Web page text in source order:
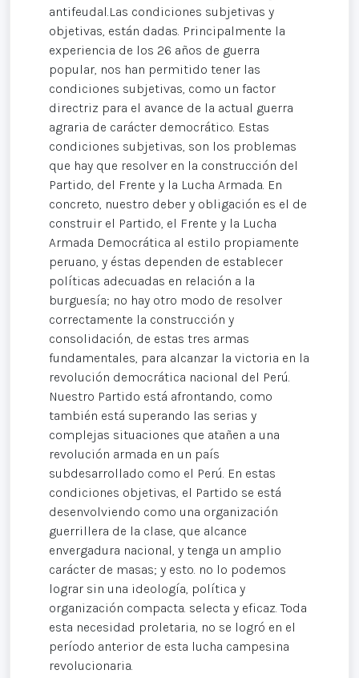
antifeudal.Las condiciones subjetivas y
objetivas, están dadas. Principalmente la
experiencia de los 26 años de guerra
popular, nos han permitido tener las
condiciones subjetivas, como un factor
directriz para el avance de la actual guerra
agraria de carácter democrático. Estas
condiciones subjetivas, son los problemas
que hay que resolver en la construcción del
Partido, del Frente y la Lucha Armada. En
concreto, nuestro deber y obligación es el de
construir el Partido, el Frente y la Lucha
Armada Democrática al estilo propiamente
peruano, y éstas dependen de establecer
políticas adecuadas en relación a la
burguesía; no hay otro modo de resolver
correctamente la construcción y
consolidación, de estas tres armas
fundamentales, para alcanzar la victoria en la
revolución democrática nacional del Perú.
Nuestro Partido está afrontando, como
también está superando las serias y
complejas situaciones que atañen a una
revolución armada en un país
subdesarrollado como el Perú. En estas
condiciones objetivas, el Partido se está
desenvolviendo como una organización
guerrillera de la clase, que alcance
envergadura nacional, y tenga un amplio
carácter de masas; y esto. no lo podemos
lograr sin una ideología, política y
organización compacta. selecta y eficaz. Toda
esta necesidad proletaria, no se logró en el
período anterior de esta lucha campesina
revolucionaria.